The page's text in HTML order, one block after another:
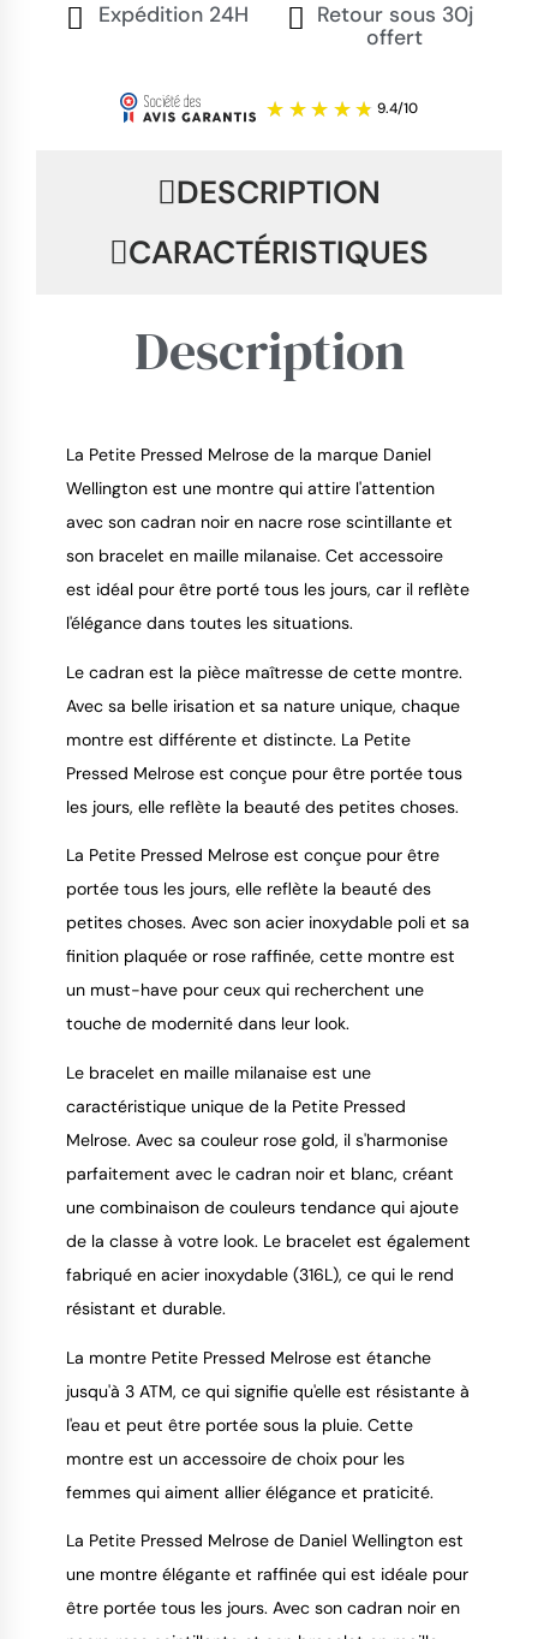
Expédition 24H
Retour sous 30j
offert
DESCRIPTION
CARACTÉRISTIQUES
Description
La Petite Pressed Melrose de la marque Daniel
Wellington est une montre qui attire l'attention
avec son cadran noir en nacre rose scintillante et
son bracelet en maille milanaise. Cet accessoire
est idéal pour être porté tous les jours, car il reflète
l'élégance dans toutes les situations.
Le cadran est la pièce maîtresse de cette montre.
Avec sa belle irisation et sa nature unique, chaque
montre est différente et distincte. La Petite
Pressed Melrose est conçue pour être portée tous
les jours, elle reflète la beauté des petites choses.
La Petite Pressed Melrose est conçue pour être
portée tous les jours, elle reflète la beauté des
petites choses. Avec son acier inoxydable poli et sa
finition plaquée or rose raffinée, cette montre est
un must-have pour ceux qui recherchent une
touche de modernité dans leur look.
Le bracelet en maille milanaise est une
caractéristique unique de la Petite Pressed
Melrose. Avec sa couleur rose gold, il s'harmonise
parfaitement avec le cadran noir et blanc, créant
une combinaison de couleurs tendance qui ajoute
de la classe à votre look. Le bracelet est également
fabriqué en acier inoxydable (316L), ce qui le rend
résistant et durable.
La montre Petite Pressed Melrose est étanche
jusqu'à 3 ATM, ce qui signifie qu'elle est résistante à
l'eau et peut être portée sous la pluie. Cette
montre est un accessoire de choix pour les
femmes qui aiment allier élégance et praticité.
La Petite Pressed Melrose de Daniel Wellington est
une montre élégante et raffinée qui est idéale pour
être portée tous les jours. Avec son cadran noir en